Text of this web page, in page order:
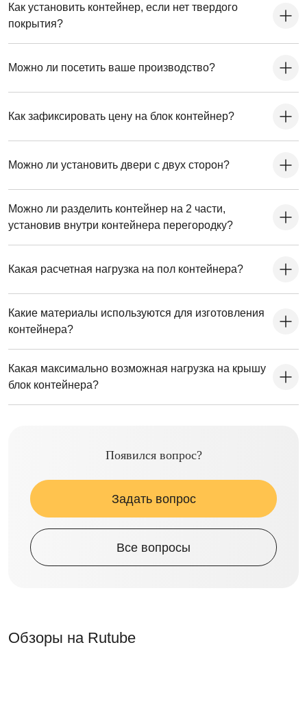
Как установить контейнер, если нет твердого
покрытия?
Можно ли посетить ваше производство?
Как зафиксировать цену на блок контейнер?
Можно ли установить двери с двух сторон?
Можно ли разделить контейнер на 2 части,
установив внутри контейнера перегородку?
Какая расчетная нагрузка на пол контейнера?
Какие материалы используются для изготовления
контейнера?
Какая максимально возможная нагрузка на крышу
блок контейнера?
Появился вопрос?
Задать вопрос
Все вопросы
Обзоры на Rutube